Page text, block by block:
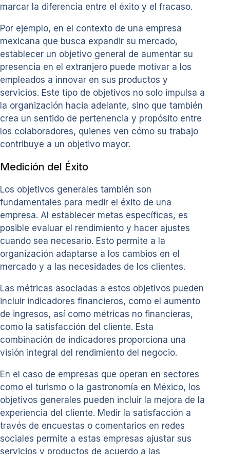
marcar la diferencia entre el éxito y el fracaso.
Por ejemplo, en el contexto de una empresa
mexicana que busca expandir su mercado,
establecer un objetivo general de aumentar su
presencia en el extranjero puede motivar a los
empleados a innovar en sus productos y
servicios. Este tipo de objetivos no solo impulsa a
la organización hacia adelante, sino que también
crea un sentido de pertenencia y propósito entre
los colaboradores, quienes ven cómo su trabajo
contribuye a un objetivo mayor.
Medición del Éxito
Los objetivos generales también son
fundamentales para medir el éxito de una
empresa. Al establecer metas específicas, es
posible evaluar el rendimiento y hacer ajustes
cuando sea necesario. Esto permite a la
organización adaptarse a los cambios en el
mercado y a las necesidades de los clientes.
Las métricas asociadas a estos objetivos pueden
incluir indicadores financieros, como el aumento
de ingresos, así como métricas no financieras,
como la satisfacción del cliente. Esta
combinación de indicadores proporciona una
visión integral del rendimiento del negocio.
En el caso de empresas que operan en sectores
como el turismo o la gastronomía en México, los
objetivos generales pueden incluir la mejora de la
experiencia del cliente. Medir la satisfacción a
través de encuestas o comentarios en redes
sociales permite a estas empresas ajustar sus
servicios y productos de acuerdo a las